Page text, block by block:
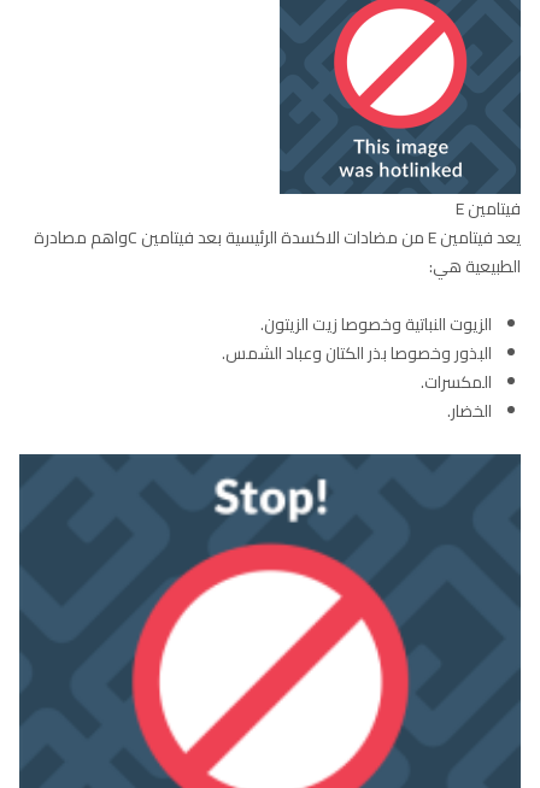
فيتامين E
يعد فيتامين E من مضادات الاكسدة الرئيسية بعد فيتامين Cواهم مصادرة
الطبيعية هي:
الزيوت النباتية وخصوصا زيت الزيتون.
البذور وخصوصا بذر الكتان وعباد الشمس.
المكسرات.
الخضار.